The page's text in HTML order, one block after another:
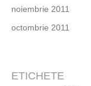
noiembrie 2011
octombrie 2011
ETICHETE